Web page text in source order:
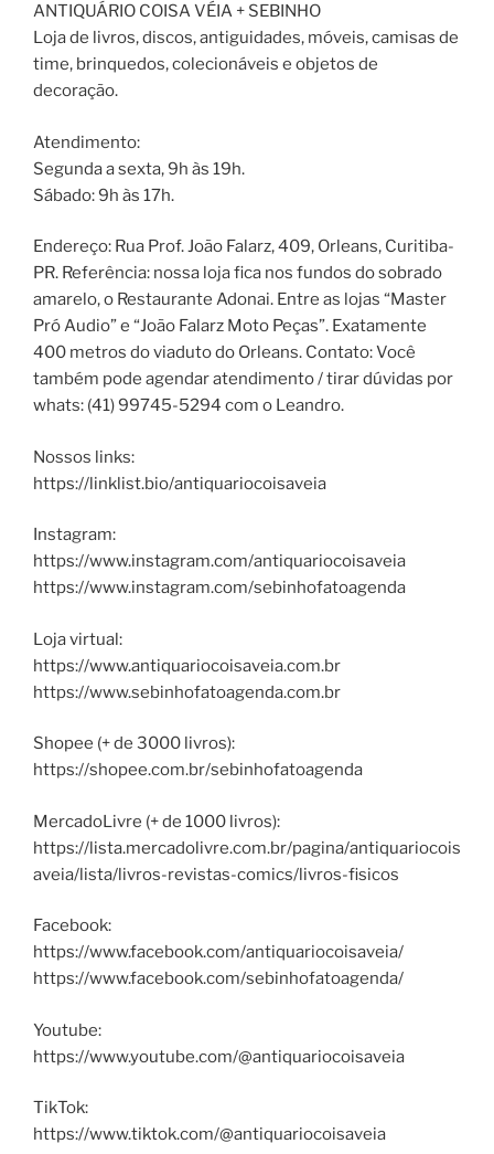
ANTIQUÁRIO COISA VÉIA + SEBINHO
Loja de livros, discos, antiguidades, móveis, camisas de
time, brinquedos, colecionáveis e objetos de
decoração.
Atendimento:
Segunda a sexta, 9h às 19h.
Sábado: 9h às 17h.
Endereço: Rua Prof. João Falarz, 409, Orleans, Curitiba-
PR. Referência: nossa loja fica nos fundos do sobrado
amarelo, o Restaurante Adonai. Entre as lojas “Master
Pró Audio” e “João Falarz Moto Peças”. Exatamente
400 metros do viaduto do Orleans. Contato: Você
também pode agendar atendimento / tirar dúvidas por
whats: (41) 99745-5294 com o Leandro.
Nossos links:
https://linklist.bio/antiquariocoisaveia
Instagram:
https://www.instagram.com/antiquariocoisaveia
https://www.instagram.com/sebinhofatoagenda
Loja virtual:
https://www.antiquariocoisaveia.com.br
https://www.sebinhofatoagenda.com.br
Shopee (+ de 3000 livros):
https://shopee.com.br/sebinhofatoagenda
MercadoLivre (+ de 1000 livros):
https://lista.mercadolivre.com.br/pagina/antiquariocois
aveia/lista/livros-revistas-comics/livros-fisicos
Facebook:
https://www.facebook.com/antiquariocoisaveia/
https://www.facebook.com/sebinhofatoagenda/
Youtube:
https://www.youtube.com/@antiquariocoisaveia
TikTok:
https://www.tiktok.com/@antiquariocoisaveia